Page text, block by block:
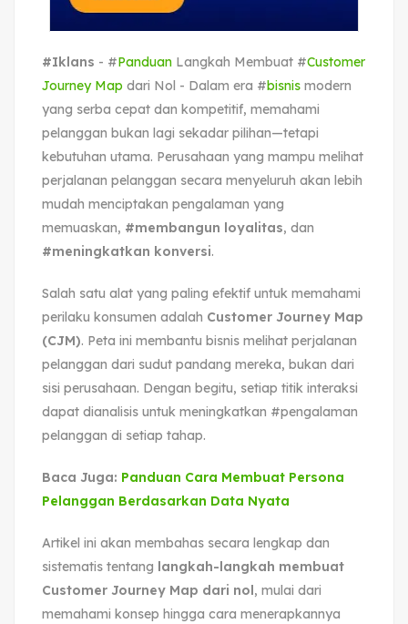
#Iklans - #Panduan Langkah Membuat #Customer
Journey Map dari Nol - Dalam era #bisnis modern
yang serba cepat dan kompetitif, memahami
pelanggan bukan lagi sekadar pilihan—tetapi
kebutuhan utama. Perusahaan yang mampu melihat
perjalanan pelanggan secara menyeluruh akan lebih
mudah menciptakan pengalaman yang
memuaskan, #membangun loyalitas, dan
#meningkatkan konversi.
Salah satu alat yang paling efektif untuk memahami
perilaku konsumen adalah Customer Journey Map
(CJM). Peta ini membantu bisnis melihat perjalanan
pelanggan dari sudut pandang mereka, bukan dari
sisi perusahaan. Dengan begitu, setiap titik interaksi
dapat dianalisis untuk meningkatkan #pengalaman
pelanggan di setiap tahap.
Baca Juga: Panduan Cara Membuat Persona
Pelanggan Berdasarkan Data Nyata
Artikel ini akan membahas secara lengkap dan
sistematis tentang langkah-langkah membuat
Customer Journey Map dari nol, mulai dari
memahami konsep hingga cara menerapkannya